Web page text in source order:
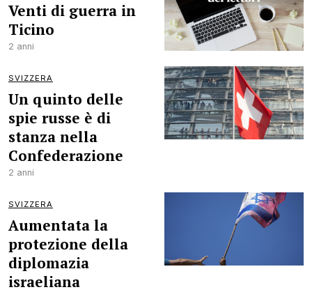
Venti di guerra in
Ticino
2 anni
SVIZZERA
Un quinto delle
spie russe è di
stanza nella
Confederazione
2 anni
SVIZZERA
Aumentata la
protezione della
diplomazia
israeliana